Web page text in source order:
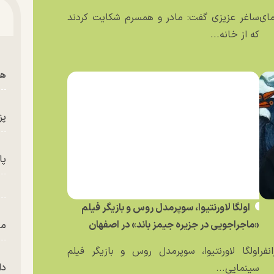
ساغر عزیزی گفت: مادر و همسرم شکایت کردند
که از خانه...
اولگا لاورنتیوا، سوپرمدل روس و بازیگر فیلم
«ماجراجویی در جزیره جیمز باند» در اصفهان
اولگا لاورنتیوا، سوپرمدل روس و بازیگر فیلم
سینمایی...